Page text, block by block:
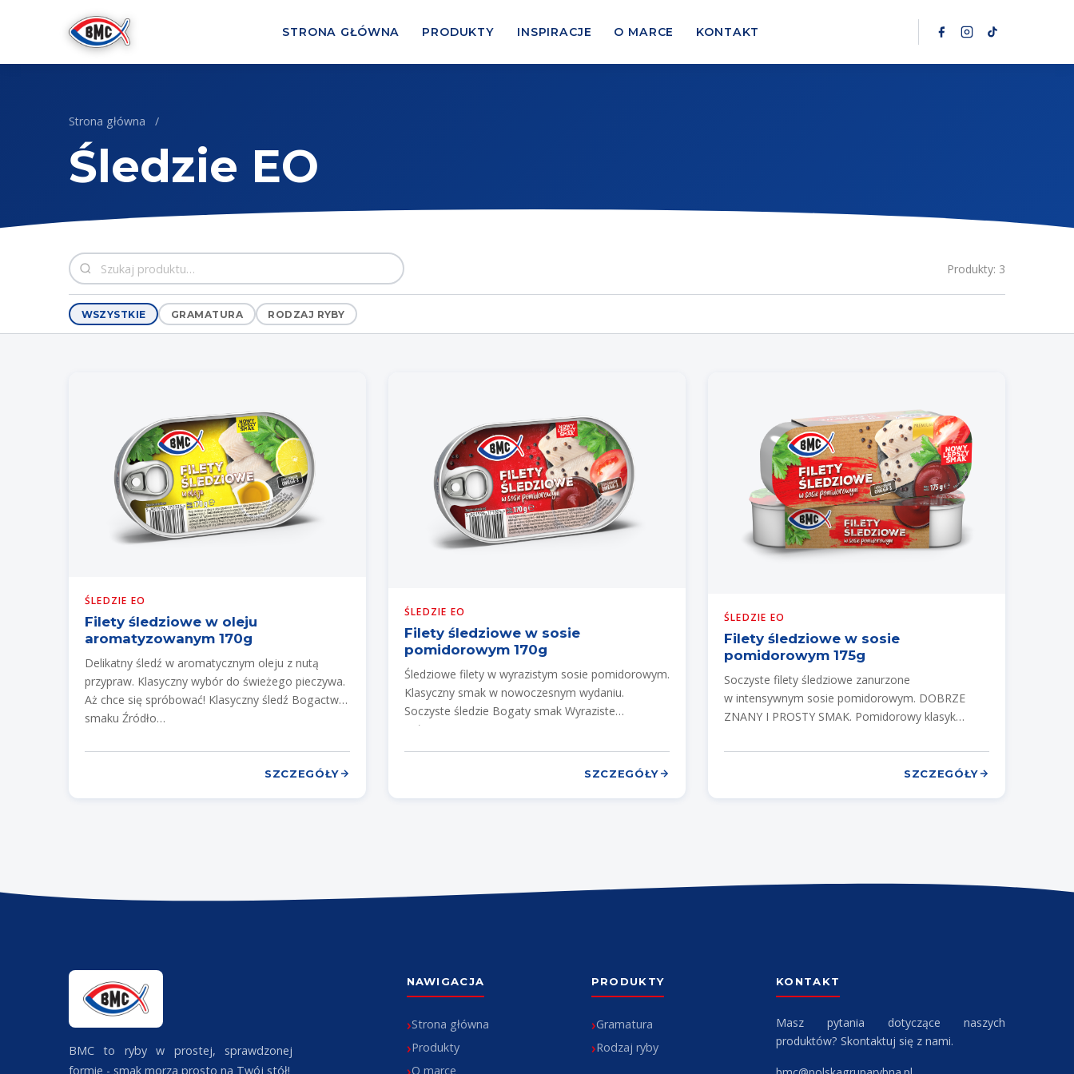
STRONA GŁÓWNA PRODUKTY INSPIRACJE O MARCE KONTAKT
Strona główna /
Śledzie EO
Produkty: 3
WSZYSTKIE GRAMATURA RODZAJ RYBY
ŚLEDZIE EO
Filety śledziowe w oleju
aromatyzowanym 170g
Delikatny śledź w aromatycznym oleju z nutą
przypraw. Klasyczny wybór do świeżego pieczywa.
Aż chce się spróbować! Klasyczny śledź Bogactwo
smaku Źródło…
SZCZEGÓŁY
ŚLEDZIE EO
Filety śledziowe w sosie
pomidorowym 170g
Śledziowe filety w wyrazistym sosie pomidorowym.
Klasyczny smak w nowoczesnym wydaniu.
Soczyste śledzie Bogaty smak Wyraziste
połączenie
SZCZEGÓŁY
ŚLEDZIE EO
Filety śledziowe w sosie
pomidorowym 175g
Soczyste filety śledziowe zanurzone
w intensywnym sosie pomidorowym. DOBRZE
ZNANY I PROSTY SMAK. Pomidorowy klasyk
SZCZEGÓŁY
BMC to ryby w prostej, sprawdzonej
formie - smak morza prosto na Twój stół!
NAWIGACJA
Strona główna
Produkty
O marce
PRODUKTY
Gramatura
Rodzaj ryby
KONTAKT
Masz pytania dotyczące naszych
produktów? Skontaktuj się z nami.